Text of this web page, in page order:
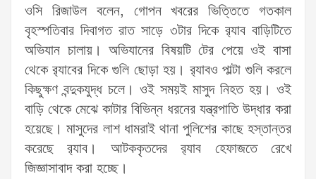
ওসি রিজাউল বলেন, গোপন খবরের ভিত্তিতে গতকাল
বৃহস্পতিবার দিবাগত রাত সাড়ে ৩টার দিকে র‍্যাব বাড়িটিতে
অভিযান চালায়। অভিযানের বিষয়টি টের পেয়ে ওই বাসা
থেকে র‌্যাবের দিকে গুলি ছোড়া হয়। র‌্যাবও পাল্টা গুলি করলে
কিছুক্ষণ বন্দুকযুদ্ধ চলে। ওই সময়ই মাসুদ নিহত হয়। ওই
বাড়ি থেকে মেঝে কাটার বিভিন্ন ধরনের যন্ত্রপাতি উদ্ধার করা
হয়েছে। মাসুদের লাশ ধামরাই থানা পুলিশের কাছে হস্তান্তর
করেছে র‌্যাব। আটককৃতদের র‌্যাব হেফাজতে রেখে
জিজ্ঞাসাবাদ করা হচ্ছে।